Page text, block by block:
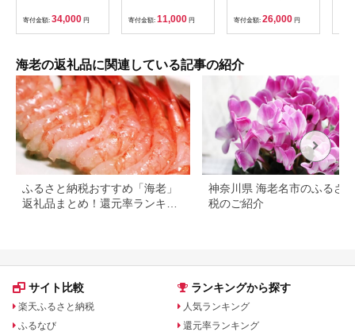
寄付金額: 34,000 円
び むきえび おかず 冷
凍食品 エビマヨ 手間
いらず えび 簡単調理
海老 】 [e70-a006]
寄付金額: 11,000 円
地元漁港直送 急速超
低温冷凍 獲れたて 刺
身用 生食可 国産 天然
牡丹海老 プリプリ食
頭 送料無料_Y022-
0026
寄付金額: 26,000 円
海老の返礼品に関連している記事の紹介
ふるさと納税おすすめ「海老」
返礼品まとめ！還元率ランキン
神奈川県 海老名市のふるさ
税のご紹介
サイト比較
楽天ふるさと納税
ふるなび
ランキングから探す
人気ランキング
還元率ランキング